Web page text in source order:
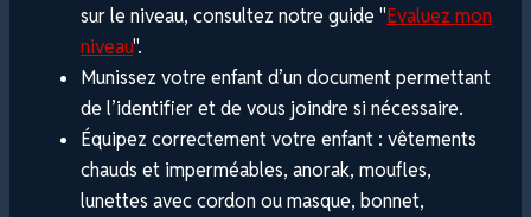
sur le niveau, consultez notre guide "Evaluez mon
niveau".
Munissez votre enfant d’un document permettant
de l’identifier et de vous joindre si nécessaire.
Équipez correctement votre enfant : vêtements
chauds et imperméables, anorak, moufles,
lunettes avec cordon ou masque, bonnet,